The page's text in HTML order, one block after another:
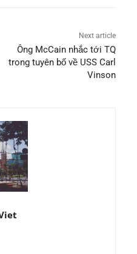
Next article
Ông McCain nhắc tới TQ
trong tuyên bố về USS Carl
Vinson